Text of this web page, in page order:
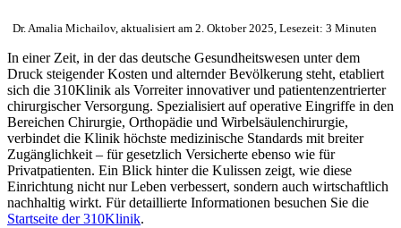
Dr. Amalia Michailov, aktualisiert am 2. Oktober 2025, Lesezeit: 3 Minuten
In einer Zeit, in der das deutsche Gesundheitswesen unter dem
Druck steigender Kosten und alternder Bevölkerung steht, etabliert
sich die 310Klinik als Vorreiter innovativer und patientenzentrierter
chirurgischer Versorgung. Spezialisiert auf operative Eingriffe in den
Bereichen Chirurgie, Orthopädie und Wirbelsäulenchirurgie,
verbindet die Klinik höchste medizinische Standards mit breiter
Zugänglichkeit – für gesetzlich Versicherte ebenso wie für
Privatpatienten. Ein Blick hinter die Kulissen zeigt, wie diese
Einrichtung nicht nur Leben verbessert, sondern auch wirtschaftlich
nachhaltig wirkt. Für detaillierte Informationen besuchen Sie die
Startseite der 310Klinik.